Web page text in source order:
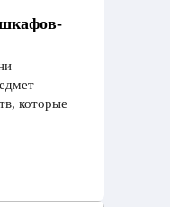
которые
в любой